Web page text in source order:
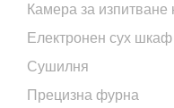
Камера за изпитване
Електронен сух шкаф
Сушилня
Прецизна фурна